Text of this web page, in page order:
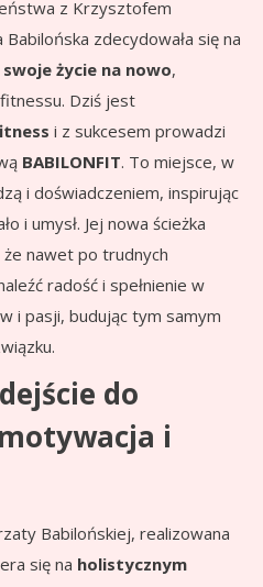
z Krzysztofem
zdecydowała się na
życie na nowo,
Dziś jest
i z sukcesem prowadzi
BABILONFIT. To miejsce, w
i doświadczeniem, inspirując
i umysł. Jej nowa ścieżka
nawet po trudnych
radość i spełnienie w
i pasji, budując tym samym
do
i
Babilońskiej, realizowana
się na holistycznym